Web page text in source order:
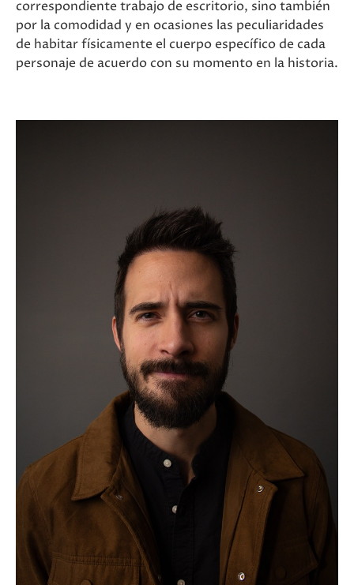
correspondiente trabajo de escritorio, sino también
por la comodidad y en ocasiones las peculiaridades
de habitar físicamente el cuerpo específico de cada
personaje de acuerdo con su momento en la historia.